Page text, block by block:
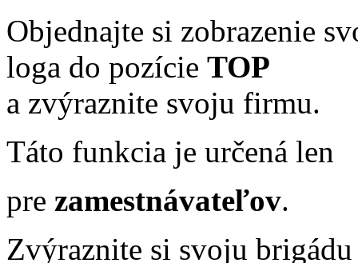
Objednajte si zobrazenie
loga do pozície TOP
a zvýraznite svoju firmu.
Táto funkcia je určená len
pre zamestnávateľov.
Zvýraznite si svoju brigádu